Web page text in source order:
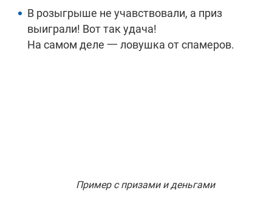
В розыгрыше не учавствовали, а приз
выиграли! Вот так удача!
На самом деле 一 ловушка от спамеров.
Пример с призами и деньгами